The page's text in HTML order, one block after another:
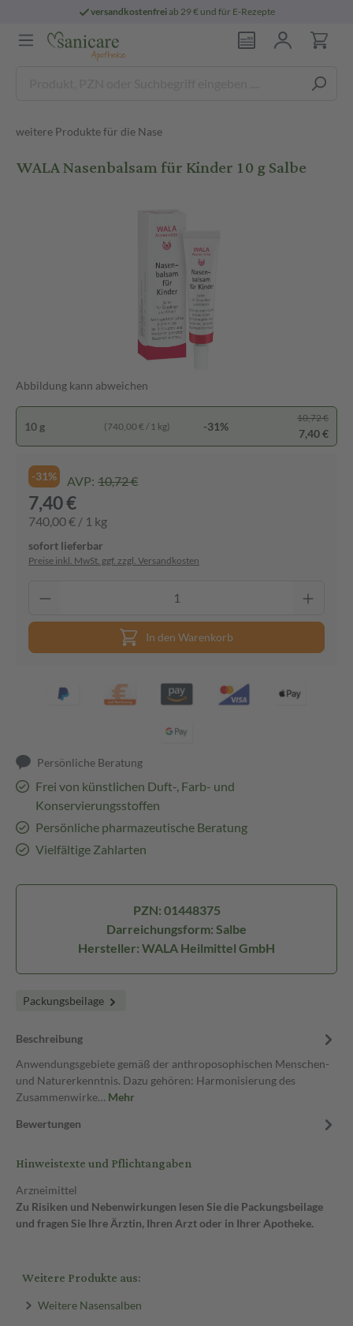
versandkostenfreiab 29 € und für E-Rezepte
weitere Produkte für die Nase
WALA Nasenbalsam für Kinder 10 g Salbe
Abbildung kann abweichen
10 g (740,00 € / 1 kg) -31%
10,72 €
7,40 €
-31% AVP: 10,72 €
7,40 €
740,00 € / 1 kg
sofort lieferbar
Preise inkl. MwSt. ggf. zzgl. Versandkosten
In den Warenkorb
Persönliche Beratung
Frei von künstlichen Duft-, Farb- und
Konservierungsstoffen
Persönliche pharmazeutische Beratung
Vielfältige Zahlarten
PZN: 01448375
Darreichungsform: Salbe
Hersteller: WALA Heilmittel GmbH
Packungsbeilage
Beschreibung
Anwendungsgebiete gemäß der anthroposophischen Menschen-
und Naturerkenntnis. Dazu gehören: Harmonisierung des
Zusammenwirke… Mehr
Bewertungen
Hinweistexte und Pflichtangaben
Arzneimittel
Zu Risiken und Nebenwirkungen lesen Sie die Packungsbeilage
und fragen Sie Ihre Ärztin, Ihren Arzt oder in Ihrer Apotheke.
Weitere Produkte aus:
Weitere Nasensalben